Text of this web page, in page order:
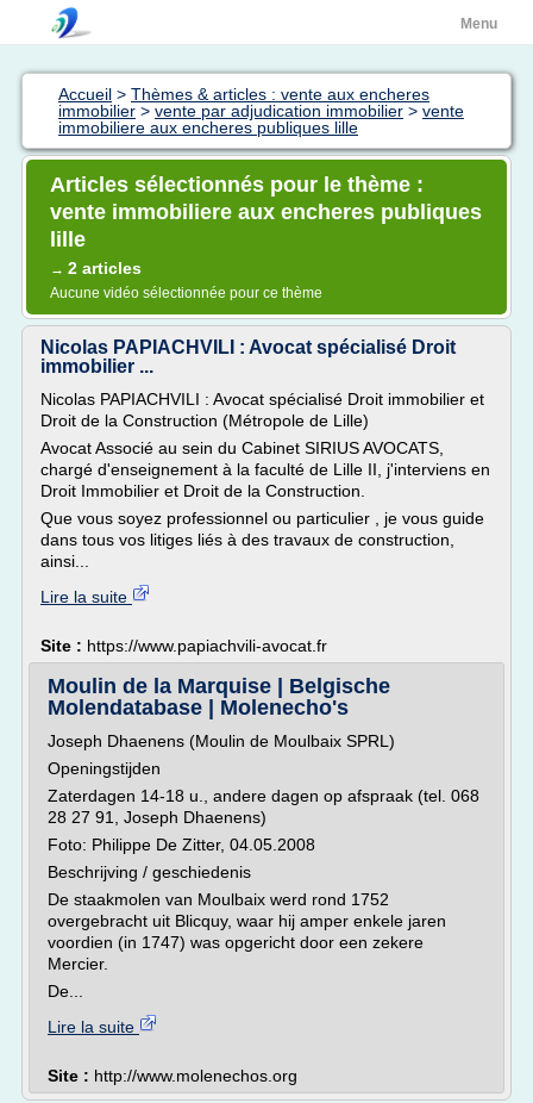
Menu
Accueil > Thèmes & articles : vente aux encheres
immobilier > vente par adjudication immobilier > vente
immobiliere aux encheres publiques lille
Articles sélectionnés pour le thème :
vente immobiliere aux encheres publiques
lille
→ 2 articles
Aucune vidéo sélectionnée pour ce thème
Nicolas PAPIACHVILI : Avocat spécialisé Droit
immobilier ...
Nicolas PAPIACHVILI : Avocat spécialisé Droit immobilier et
Droit de la Construction (Métropole de Lille)
Avocat Associé au sein du Cabinet SIRIUS AVOCATS,
chargé d'enseignement à la faculté de Lille II, j'interviens en
Droit Immobilier et Droit de la Construction.
Que vous soyez professionnel ou particulier , je vous guide
dans tous vos litiges liés à des travaux de construction,
ainsi...
Lire la suite
Site : https://www.papiachvili-avocat.fr
Moulin de la Marquise | Belgische
Molendatabase | Molenecho's
Joseph Dhaenens (Moulin de Moulbaix SPRL)
Openingstijden
Zaterdagen 14-18 u., andere dagen op afspraak (tel. 068
28 27 91, Joseph Dhaenens)
Foto: Philippe De Zitter, 04.05.2008
Beschrijving / geschiedenis
De staakmolen van Moulbaix werd rond 1752
overgebracht uit Blicquy, waar hij amper enkele jaren
voordien (in 1747) was opgericht door een zekere
Mercier.
De...
Lire la suite
Site : http://www.molenechos.org